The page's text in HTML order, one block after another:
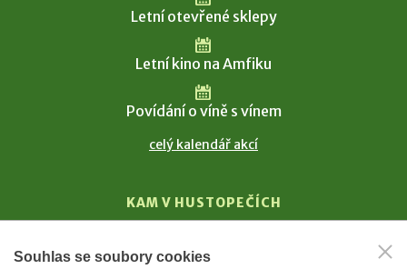
Letní otevřené sklepy
Letní kino na Amfiku
Povídání o víně s vínem
celý kalendář akcí
KAM V HUSTOPEČÍCH
T. G. Masaryk
Souhlas se soubory cookies